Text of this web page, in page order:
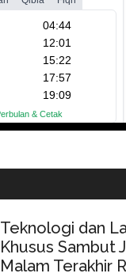
Teknologi dan
Khusus Sambut
Malam Terakhir